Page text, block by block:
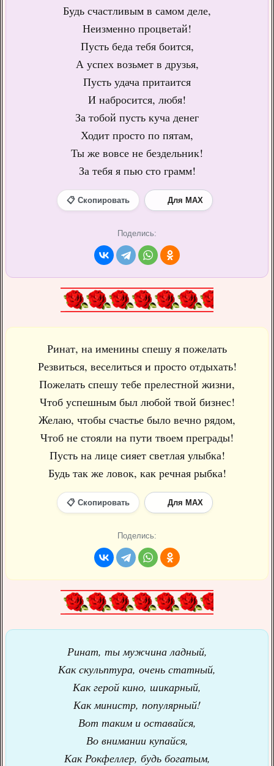
Будь счастливым в самом деле,
Неизменно процветай!
Пусть беда тебя боится,
А успех возьмет в друзья,
Пусть удача притаится
И набросится, любя!
За тобой пусть куча денег
Ходит просто по пятам,
Ты же вовсе не бездельник!
За тебя я пью сто грамм!
📋 Скопировать Для MAX
Поделись:
Ринат, на именины спешу я пожелать
Резвиться, веселиться и просто отдыхать!
Пожелать спешу тебе прелестной жизни,
Чтоб успешным был любой твой бизнес!
Желаю, чтобы счастье было вечно рядом,
Чтоб не стояли на пути твоем преграды!
Пусть на лице сияет светлая улыбка!
Будь так же ловок, как речная рыбка!
📋 Скопировать Для MAX
Поделись:
Ринат, ты мужчина ладный,
Как скульптура, очень статный,
Как герой кино, шикарный,
Как министр, популярный!
Вот таким и оставайся,
Во внимании купайся,
Как Рокфеллер, будь богатым,